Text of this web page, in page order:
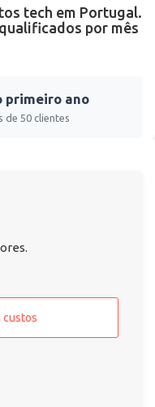
tech em Portugal.
por mês
primeiro ano
de 50 clientes
custos